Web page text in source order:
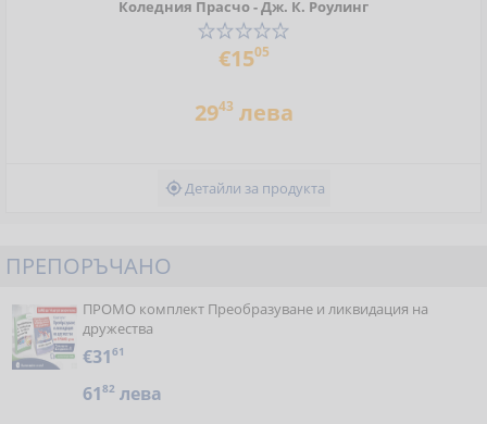
Коледния Прасчо - Дж. К. Роулинг
€1505
2943лева
Детайли за продукта
ПРЕПОРЪЧАНО
ПРОМО комплект Преобразуване и ликвидация на
дружества
€3161
6182 лева